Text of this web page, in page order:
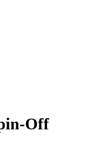
Off